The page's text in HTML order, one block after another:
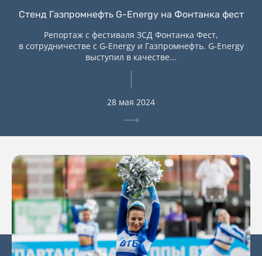
Стенд Газпромнефть G-Energy на Фонтанка фест
Репортаж с фестиваля ЗСД Фонтанка Фест,
в сотрудничестве с G-Energy и Газпромнефть. G-Energy
выступил в качестве...
28 мая 2024